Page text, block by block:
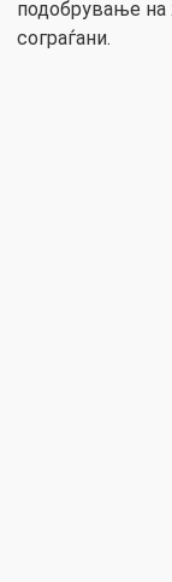
подобрување
сограѓани.